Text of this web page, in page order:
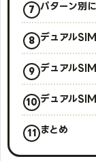
パターン別
デュアル
デュアル
デュアル
まとめ